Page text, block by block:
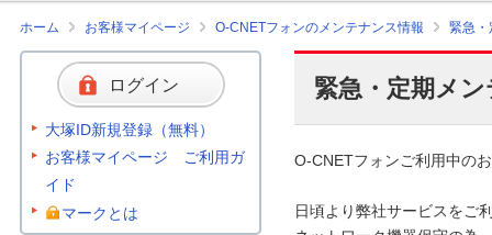
ホーム お客様マイページ O-CNETフォンのメンテナンス情報 緊急・
緊急・定期メ
O-CNETフォンご利用中の
日頃より弊社サービスをご
ログイン
大塚ID新規登録（無料）
お客様マイページ ご利用ガ
イド
マークとは